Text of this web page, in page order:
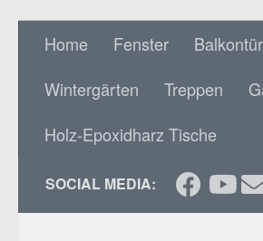
Home Fenster
Wintergärten
Treppen
Holz-Epoxidharz Tische
SOCIAL MEDIA: